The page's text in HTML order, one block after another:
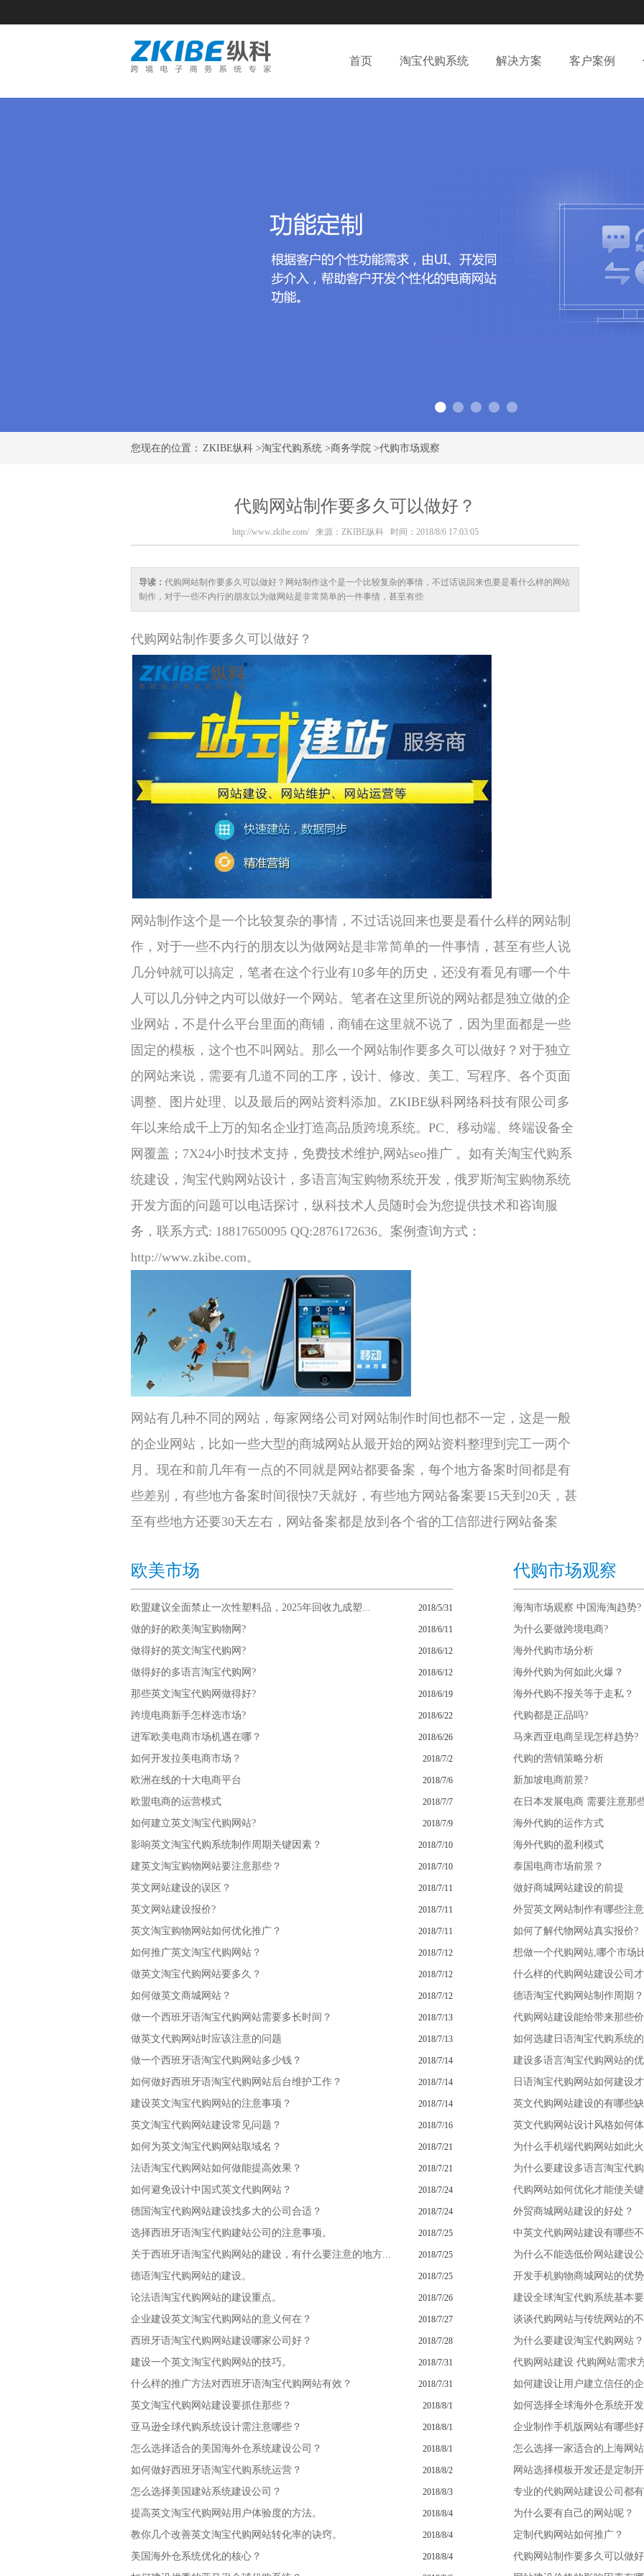
首页 淘宝代购系统 解决方案 客户案例
您现在的位置： ZKIBE纵科 >淘宝代购系统 >商务学院 >代购市场观察
代购网站制作要多久可以做好？
http://www.zkibe.com/来源： ZKIBE纵科时间：2018/8/6 17:03:05
导读： 代购网站制作要多久可以做好？网站制作这个是一个比较复杂的事情，不过话说回来也要是看什么样的网站
制作，对于一些不内行的朋友以为做网站是非常简单的一件事情，甚至有些
代购网站制作要多久可以做好？
网站制作这个是一个比较复杂的事情，不过话说回来也要是看什么样的网站制
作，对于一些不内行的朋友以为做网站是非常简单的一件事情，甚至有些人说
几分钟就可以搞定，笔者在这个行业有10多年的历史，还没有看见有哪一个牛
人可以几分钟之内可以做好一个网站。笔者在这里所说的网站都是独立做的企
业网站，不是什么平台里面的商铺，商铺在这里就不说了，因为里面都是一些
固定的模板，这个也不叫网站。那么一个网站制作要多久可以做好？对于独立
的网站来说，需要有几道不同的工序，设计、修改、美工、写程序、各个页面
调整、图片处理、以及最后的网站资料添加。ZKIBE纵科网络科技有限公司多
年以来给成千上万的知名企业打造高品质跨境系统。PC、移动端、终端设备全
网覆盖；7X24小时技术支持，免费技术维护,网站seo推广 。如有关淘宝代购系
统建设，淘宝代购网站设计，多语言淘宝购物系统开发，俄罗斯淘宝购物系统
开发方面的问题可以电话探讨，纵科技术人员随时会为您提供技术和咨询服
务，联系方式: 18817650095 QQ:2876172636。案例查询方式：
http://www.zkibe.com。
网站有几种不同的网站，每家网络公司对网站制作时间也都不一定，这是一般
的企业网站，比如一些大型的商城网站从最开始的网站资料整理到完工一两个
月。现在和前几年有一点的不同就是网站都要备案，每个地方备案时间都是有
些差别，有些地方备案时间很快7天就好，有些地方网站备案要15天到20天，甚
至有些地方还要30天左右，网站备案都是放到各个省的工信部进行网站备案
欧美市场
欧盟建议全面禁止一次性塑料品，2025年回收九成塑... 2018/5/31
做的好的欧美淘宝购物网? 2018/6/11
做得好的英文淘宝代购网? 2018/6/12
做得好的多语言淘宝代购网? 2018/6/12
那些英文淘宝代购网做得好? 2018/6/19
跨境电商新手怎样选市场? 2018/6/22
进军欧美电商市场机遇在哪？ 2018/6/26
如何开发拉美电商市场？ 2018/7/2
欧洲在线的十大电商平台 2018/7/6
欧盟电商的运营模式 2018/7/7
如何建立英文淘宝代购网站? 2018/7/9
影响英文淘宝代购系统制作周期关键因素？ 2018/7/10
建英文淘宝购物网站要注意那些？ 2018/7/10
英文网站建设的误区？ 2018/7/11
英文网站建设报价? 2018/7/11
英文淘宝购物网站如何优化推广？ 2018/7/11
如何推广英文淘宝代购网站？ 2018/7/12
做英文淘宝代购网站要多久？ 2018/7/12
如何做英文商城网站？ 2018/7/12
做一个西班牙语淘宝代购网站需要多长时间？ 2018/7/13
做英文代购网站时应该注意的问题 2018/7/13
做一个西班牙语淘宝代购网站多少钱？ 2018/7/14
如何做好西班牙语淘宝代购网站后台维护工作？ 2018/7/14
建设英文淘宝代购网站的注意事项？ 2018/7/14
英文淘宝代购网站建设常见问题？ 2018/7/16
如何为英文淘宝代购网站取域名？ 2018/7/21
法语淘宝代购网站如何做能提高效果？ 2018/7/21
如何避免设计中国式英文代购网站？ 2018/7/24
德国淘宝代购网站建设找多大的公司合适？ 2018/7/24
选择西班牙语淘宝代购建站公司的注意事项。 2018/7/25
关于西班牙语淘宝代购网站的建设，有什么要注意的地方... 2018/7/25
德语淘宝代购网站的建设。 2018/7/25
论法语淘宝代购网站的建设重点。 2018/7/26
企业建设英文淘宝代购网站的意义何在？ 2018/7/27
西班牙语淘宝代购网站建设哪家公司好？ 2018/7/28
建设一个英文淘宝代购网站的技巧。 2018/7/31
什么样的推广方法对西班牙语淘宝代购网站有效？ 2018/7/31
英文淘宝代购网站建设要抓住那些？ 2018/8/1
亚马逊全球代购系统设计需注意哪些？ 2018/8/1
怎么选择适合的美国海外仓系统建设公司？ 2018/8/1
如何做好西班牙语淘宝代购系统运营？ 2018/8/2
怎么选择美国建站系统建设公司？ 2018/8/3
提高英文淘宝代购网站用户体验度的方法。 2018/8/4
教你几个改善英文淘宝代购网站转化率的诀窍。 2018/8/4
美国海外仓系统优化的核心？ 2018/8/4
代购市场观察
海淘市场观察 中国海淘趋势?
为什么要做跨境电商?
海外代购市场分析
海外代购为何如此火爆？
海外代购不报关等于走私？
代购都是正品吗?
马来西亚电商呈现怎样趋势?
代购的营销策略分析
新加坡电商前景?
在日本发展电商 需要注意那
海外代购的运作方式
海外代购的盈利模式
泰国电商市场前景？
做好商城网站建设的前提
外贸英文网站制作有哪些注
如何了解代物网站真实报价?
想做一个代购网站,哪个市场
什么样的代购网站建设公司
德语淘宝代购网站制作周期？
代购网站建设能给带来那些
如何选建日语淘宝代购系统
建设多语言淘宝代购网站的优
日语淘宝代购网站如何建设
英文代购网站建设的有哪些
英文代购网站设计风格如何
为什么手机端代购网站如此
为什么要建设多语言淘宝代
代购网站如何优化才能使关
外贸商城网站建设的好处？
中英文代购网站建设有哪些
为什么不能选低价网站建设
开发手机购物商城网站的优势
建设全球淘宝代购系统基本
谈谈代购网站与传统网站的不
为什么要建设淘宝代购网站？
代购网站建设 代购网站需求
如何建设让用户建立信任的
如何选择全球海外仓系统开
企业制作手机版网站有哪些
怎么选择一家适合的上海网
网站选择模板开发还是定制
专业的代购网站建设公司都
为什么要有自己的网站呢？
定制代购网站如何推广？
代购网站制作要多久可以做好